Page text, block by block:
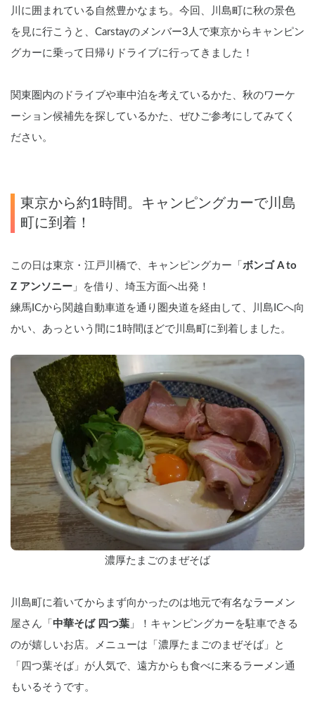
川に囲まれている自然豊かなまち。今回、川島町に秋の景色
を見に行こうと、Carstayのメンバー3人で東京からキャンピン
グカーに乗って日帰りドライブに行ってきました！
関東圏内のドライブや車中泊を考えているかた、秋のワーケ
ーション候補先を探しているかた、ぜひご参考にしてみてく
ださい。
東京から約1時間。キャンピングカーで川島
町に到着！
この日は東京・江戸川橋で、キャンピングカー「 ボンゴ A to
Z アンソニー 」を借り、埼玉方面へ出発！
練馬ICから関越自動車道を通り圏央道を経由して、川島ICへ向
かい、あっという間に1時間ほどで川島町に到着しました。
濃厚たまごのまぜそば
川島町に着いてからまず向かったのは地元で有名なラーメン
屋さん「 中華そば 四つ葉 」！キャンピングカーを駐車できる
のが嬉しいお店。メニューは「濃厚たまごのまぜそば」と
「四つ葉そば」が人気で、遠方からも食べに来るラーメン通
もいるそうです。